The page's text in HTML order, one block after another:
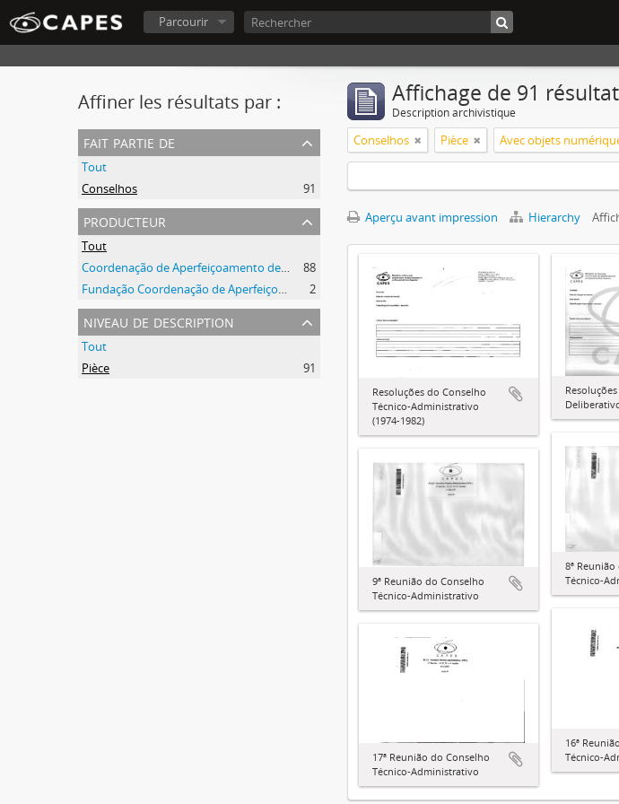
Parcourir
Affiner les résultats par :
fait partie de
Tout
Conselhos
91
producteur
Tout
Coordenação de Aperfeiçoamento de Pessoal de Nível Superior (CAPES)
88
Fundação Coordenação de Aperfeiçoamento de Pessoal de Nível Superior (CAPES)
2
niveau de description
Tout
Pièce
91
Affichage de 91
Description archivistique
Conselhos Pièce Avec objets
Aperçu avant impression Hierarchy
Resoluções do Conselho
Técnico-Administrativo
(1974-1982)
8ª
Técnico-
9ª Reunião do Conselho
Técnico-Administrativo
16ª
Técnico-
17ª Reunião do Conselho
Técnico-Administrativo